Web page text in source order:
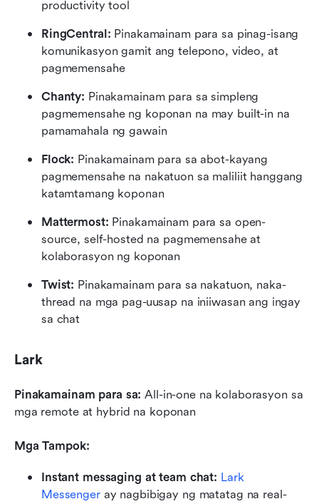
productivity tool
RingCentral: Pinakamainam para sa pinag-isang
komunikasyon gamit ang telepono, video, at
pagmemensahe
Chanty: Pinakamainam para sa simpleng
pagmemensahe ng koponan na may built-in na
pamamahala ng gawain
Flock: Pinakamainam para sa abot-kayang
pagmemensahe na nakatuon sa maliliit hanggang
katamtamang koponan
Mattermost: Pinakamainam para sa open-
source, self-hosted na pagmemensahe at
kolaborasyon ng koponan
Twist: Pinakamainam para sa nakatuon, naka-
thread na mga pag-uusap na iniiwasan ang ingay
sa chat
Lark
Pinakamainam para sa: All-in-one na kolaborasyon sa
mga remote at hybrid na koponan
Mga Tampok:
Instant messaging at team chat: Lark
Messenger ay nagbibigay ng matatag na real-